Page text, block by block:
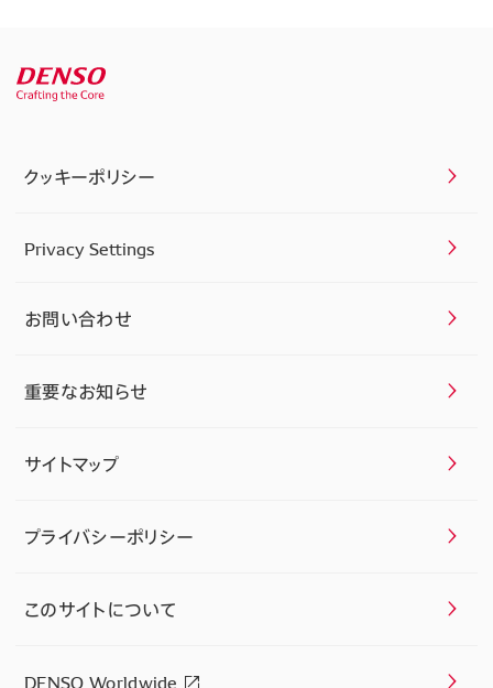
クッキーポリシー
Privacy Settings
お問い合わせ
重要なお知らせ
サイトマップ
プライバシーポリシー
このサイトについて
DENSO Worldwide